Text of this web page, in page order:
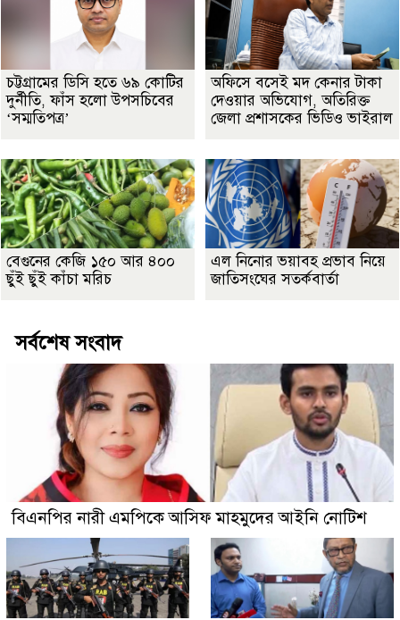
চট্টগ্রামের ডিসি হতে ৬৯ কোটির
দুর্নীতি, ফাঁস হলো উপসচিবের
‘সম্মতিপত্র’
অফিসে বসেই মদ কেনার টাকা
দেওয়ার অভিযোগ, অতিরিক্ত
জেলা প্রশাসকের ভিডিও ভাইরাল
বেগুনের কেজি ১৫০ আর ৪০০
ছুঁই ছুঁই কাঁচা মরিচ
এল নিনোর ভয়াবহ প্রভাব নিয়ে
জাতিসংঘের সতর্কবার্তা
সর্বশেষ সংবাদ
বিএনপির নারী এমপিকে আসিফ মাহমুদের আইনি নোটিশ